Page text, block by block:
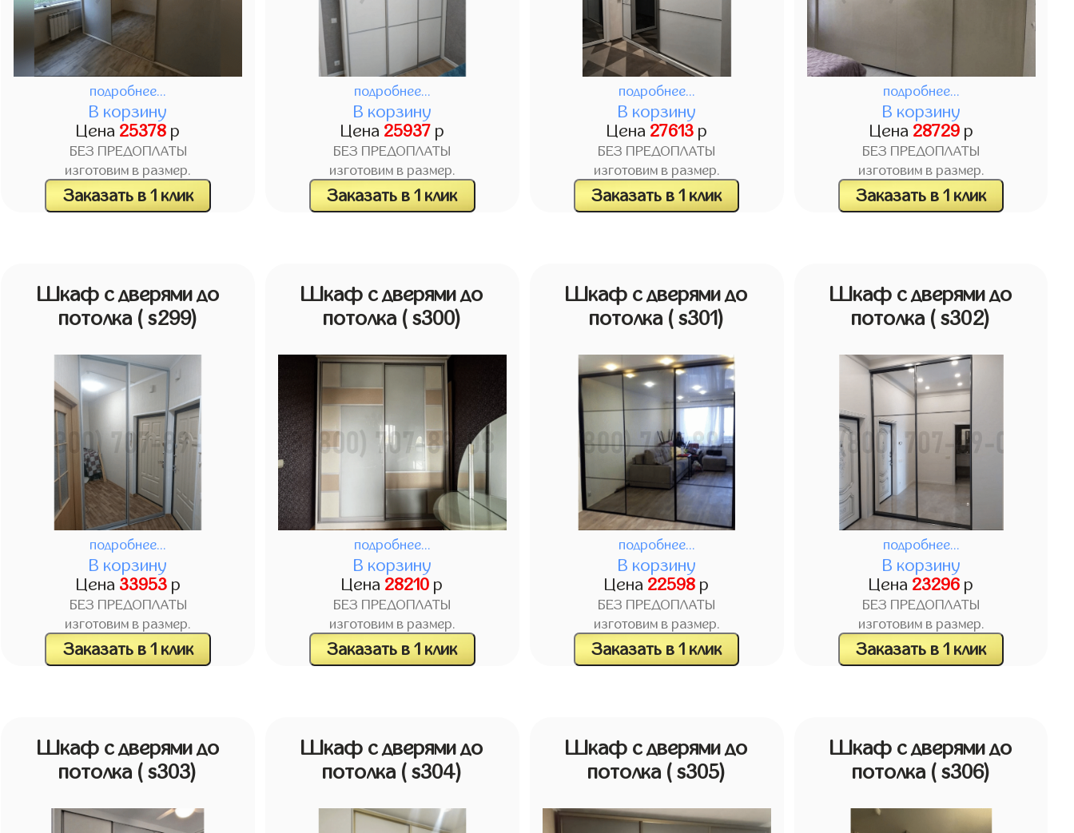
подробнее...
В корзину
Цена 25378 р
БЕЗ ПРЕДОПЛАТЫ
изготовим в размер.
Заказать в 1 клик
подробнее...
В корзину
Цена 25937р
БЕЗ ПРЕДОПЛАТЫ
изготовим в размер.
Заказать в 1 клик
подробнее...
В корзину
Цена 27613р
БЕЗ ПРЕДОПЛАТЫ
изготовим в размер.
Заказать в 1 клик
подробнее...
В корзину
Цена 28729р
БЕЗ ПРЕДОПЛАТЫ
изготовим в размер.
Заказать в 1 клик
Шкаф с дверями до
потолка ( s299)
подробнее...
В корзину
Цена 33953р
БЕЗ ПРЕДОПЛАТЫ
изготовим в размер.
Заказать в 1 клик
Шкаф с дверями до
потолка ( s300)
подробнее...
В корзину
Цена 28210 р
БЕЗ ПРЕДОПЛАТЫ
изготовим в размер.
Заказать в 1 клик
Шкаф с дверями до
потолка ( s301)
подробнее...
В корзину
Цена 22598 р
БЕЗ ПРЕДОПЛАТЫ
изготовим в размер.
Заказать в 1 клик
Шкаф с дверями до
потолка ( s302)
подробнее...
В корзину
Цена 23296 р
БЕЗ ПРЕДОПЛАТЫ
изготовим в размер.
Заказать в 1 клик
Шкаф с дверями до
потолка ( s303)
Шкаф с дверями до
потолка ( s304)
Шкаф с дверями до
потолка ( s305)
Шкаф с дверями до
потолка ( s306)